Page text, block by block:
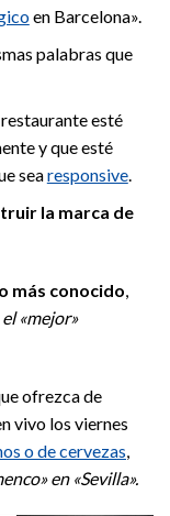
en Barcelona».
palabras que
esté
y que esté
searesponsive.
la marca de
más conocido,
el «mejor»
ofrezca de
vivo los viernes
o de cervezas,
en «Sevilla».